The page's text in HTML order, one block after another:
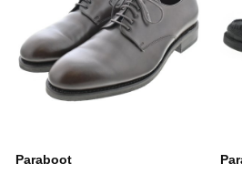
Paraboot